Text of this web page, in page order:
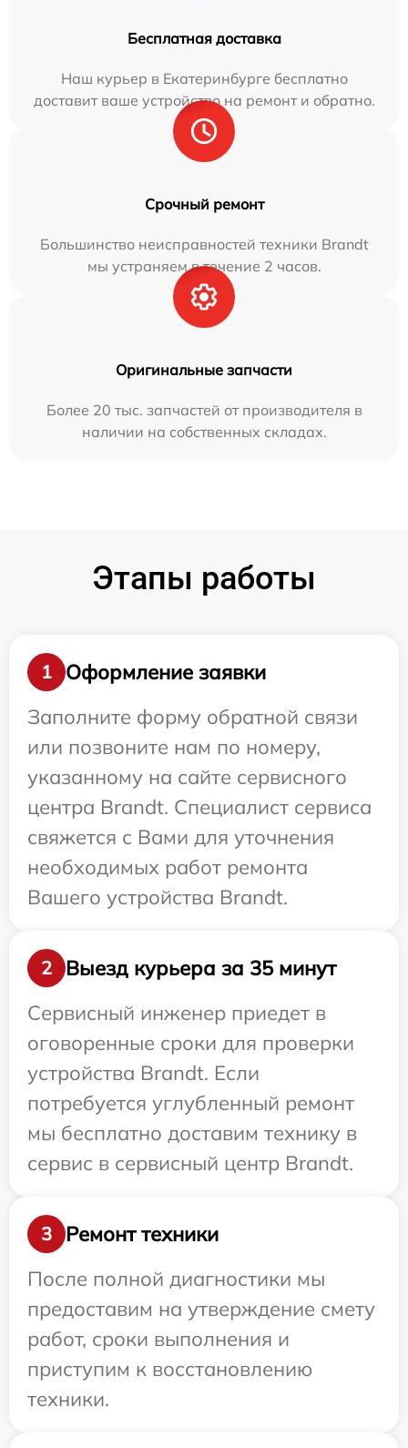
Бесплатная доставка
Наш курьер в Екатеринбурге бесплатно
доставит ваше устройство на ремонт и обратно.
Срочный ремонт
Большинство неисправностей техники Brandt
мы устраняем в течение 2 часов.
Оригинальные запчасти
Более 20 тыс. запчастей от производителя в
наличии на собственных складах.
Этапы работы
1
Оформление заявки
Заполните форму обратной связи
или позвоните нам по номеру,
указанному на сайте сервисного
центра Brandt. Специалист сервиса
свяжется с Вами для уточнения
необходимых работ ремонта
Вашего устройства Brandt.
2
Выезд курьера за 35 минут
Сервисный инженер приедет в
оговоренные сроки для проверки
устройства Brandt. Если
потребуется углубленный ремонт
мы бесплатно доставим технику в
сервис в сервисный центр Brandt.
3
Ремонт техники
После полной диагностики мы
предоставим на утверждение смету
работ, сроки выполнения и
приступим к восстановлению
техники.